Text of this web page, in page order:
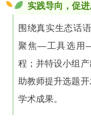
实践导向，促
围绕真实生态话
聚焦—工具选用
程；并特设小组
助教师提升选题
学术成果。